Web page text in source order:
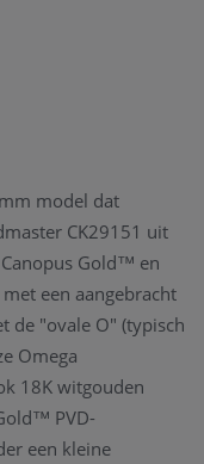
model dat
CK29151 uit
Gold™ en
een aangebracht
de "ovale O" (typisch
Omega
18K witgouden
PVD-
een kleine